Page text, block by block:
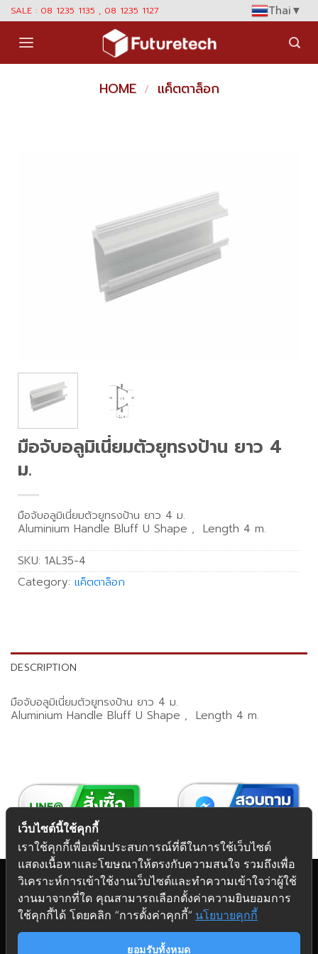
Skip
content
SALE : 08 1235 1135 , 08 1235 1127 Thai▼
HOME / แค็ตตาล็อก
มือจับอลูมิเนี่ยมตัวยูทรงป้าน ยาว 4
ม.
มือจับอลูมิเนี่ยมตัวยูทรงป้าน ยาว 4 ม.
Aluminium Handle Bluff U Shape , Length 4 m.
SKU: 1AL35-4
Category: แค็ตตาล็อก
DESCRIPTION
มือจับอลูมิเนี่ยมตัวยูทรงป้าน ยาว 4 ม.
Aluminium Handle Bluff U Shape , Length 4 m.
Copyright 2026 © Futuretech Intermarketing Co., Ltd.
ศูนย์รวมอุปกรณ์เฟอร์นิเจอร์ครบวงจร
เว็บไซต์นี้ใช้คุกกี้
เราใช้คุกกี้เพื่อเพิ่มประสบการณ์ที่ดีในการใช้เว็บไซต์
แสดงเนื้อหาและโฆษณาให้ตรงกับความสนใจ รวมถึงเพื่อ
วิเคราะห์การเข้าใช้งานเว็บไซต์และทำความเข้าใจว่าผู้ใช้
งานมาจากที่ใด คุณสามารถเลือกตั้งค่าความยินยอมการ
ใช้คุกกี้ได้ โดยคลิก “การตั้งค่าคุกกี้” นโยบายคุกกี้
ยอมรับทั้งหมด